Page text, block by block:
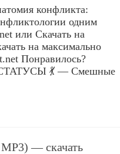
конфликта:
одним
или Скачать на
на максимально
Понравилось?
💃 — Смешные
— скачать